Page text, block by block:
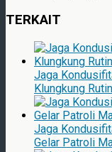
TERKAIT
Jaga
Klungkung
Jaga
Gelar Patroli